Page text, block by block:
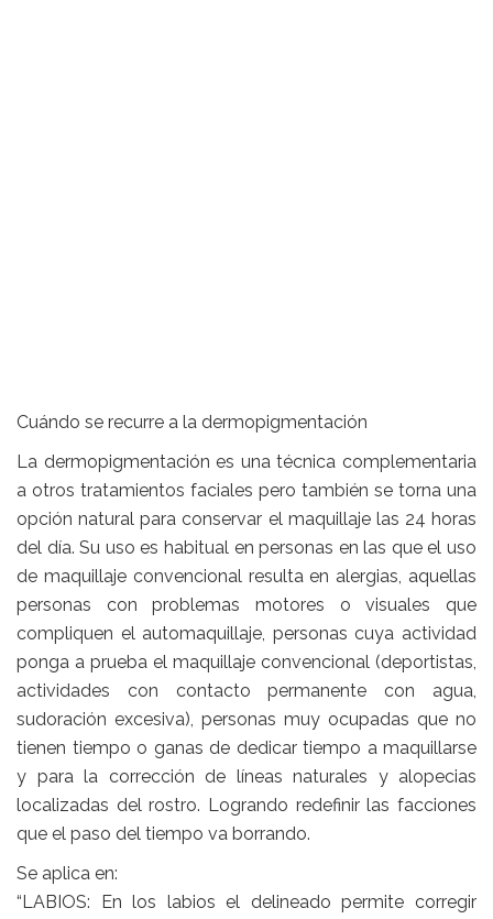
Cuándo se recurre a la dermopigmentación
La dermopigmentación es una técnica complementaria
a otros tratamientos faciales pero también se torna una
opción natural para conservar el maquillaje las 24 horas
del día. Su uso es habitual en personas en las que el uso
de maquillaje convencional resulta en alergias, aquellas
personas con problemas motores o visuales que
compliquen el automaquillaje, personas cuya actividad
ponga a prueba el maquillaje convencional (deportistas,
actividades con contacto permanente con agua,
sudoración excesiva), personas muy ocupadas que no
tienen tiempo o ganas de dedicar tiempo a maquillarse
y para la corrección de líneas naturales y alopecias
localizadas del rostro. Logrando redefinir las facciones
que el paso del tiempo va borrando.
Se aplica en:
“LABIOS: En los labios el delineado permite corregir